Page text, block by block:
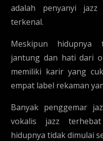
adalah penyanyi
terkenal.
Meskipun hidupnya
jantung dan hati dari
memiliki karir yang
empat label rekaman
Banyak penggemar
vokalis jazz
hidupnya tidak dimulai